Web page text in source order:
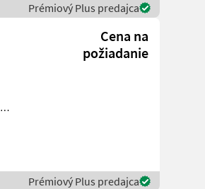
Prémiový Plus predajca
Cena na
požiadanie
Prémiový Plus predajca